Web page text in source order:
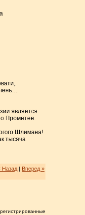
является
о Прометее.
Шлимана!
тысяча
Назад | Вперед »